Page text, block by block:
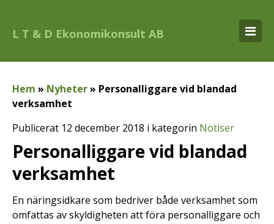
L T & D Ekonomikonsult AB
Hem » Nyheter» Personalliggare vid blandad
verksamhet
Publicerat 12 december 2018 i kategorin Notiser
Personalliggare vid blandad
verksamhet
En näringsidkare som bedriver både verksamhet som
omfattas av skyldigheten att föra personalliggare och